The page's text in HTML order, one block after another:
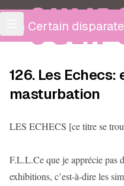
OULIPO
Un Certain disparate
126. Les
masturbation
LES ECHECS [ce titre se
F.L.L.Ce que je apprécie pas
exhibitions, c’est-à-dire les